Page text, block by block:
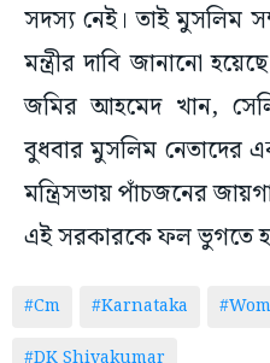
সদস্য নেই। তাই মুসলিম
মন্ত্রীর দাবি জানানো
জমির আহমেদ খান,
বুধবার মুসলিম নেতাদের
মন্ত্রিসভায় পাঁচজনের
এই সরকারকে ফল ভুগতে
#Cm #Karnataka